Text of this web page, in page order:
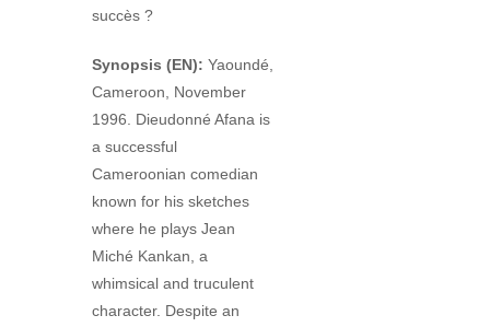
succès ?
Synopsis (EN): Yaoundé,
Cameroon, November
1996. Dieudonné Afana is
a successful
Cameroonian comedian
known for his sketches
where he plays Jean
Miché Kankan, a
whimsical and truculent
character. Despite an